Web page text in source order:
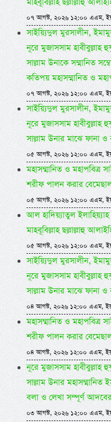
মাহবূবিল্লাহ ছল্লাল্লাহু
০৭ আগস্ট, ২০২৬ ১২:০০ এএম,
সাইয়্যিদুল মুরসালীন,
নূরে মুজাসসাম হাবীবুল্লাহ
সাল্লাম উনাকে সম্মানিত
কতিপয় মহাসম্মানিত ও
০৭ আগস্ট, ২০২৬ ১২:০০ এএম,
সাইয়্যিদুল মুরসালীন,
নূরে মুজাসসাম হাবীবুল্লাহ
সাল্লাম উনার মাঝে ফানা ও
০৫ আগস্ট, ২০২৬ ১২:০০ এএম,
মহাসম্মানিত ও মহাপবিত্র
শরীফ পালন করার
০৫ আগস্ট, ২০২৬ ১২:০০ এএম,
আল হাদিয়্যাতুল ইলাহিয়্যাহ
মাহবূবিল্লাহ ছল্লাল্লাহু
০৫ আগস্ট, ২০২৬ ১২:০০ এএম,
সাইয়্যিদুল মুরসালীন,
নূরে মুজাসসাম হাবীবুল্লাহ
সাল্লাম উনার মাঝে ফানা ও
০৪ আগস্ট, ২০২৬ ১২:০০ এএম,
মহাসম্মানিত ও মহাপবিত্র
শরীফ পালন করার
০৪ আগস্ট, ২০২৬ ১২:০০ এএম,
নূরে মুজাসসাম হাবীবুল্লাহ
সাল্লাম উনার
বলা ও লেখা সম্পূর্ণ
০৩ আগস্ট, ২০২৬ ১২:০০ এএম,